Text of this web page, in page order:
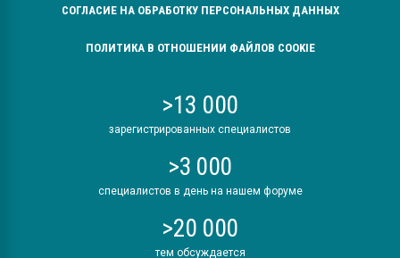
СОГЛАСИЕ НА ОБРАБОТКУ ПЕРСОНАЛЬНЫХ ДАННЫХ
ПОЛИТИКА В ОТНОШЕНИИ ФАЙЛОВ COOKIE
>13 000
зарегистрированных специалистов
>3 000
специалистов в день на нашем форуме
>20 000
тем обсуждается